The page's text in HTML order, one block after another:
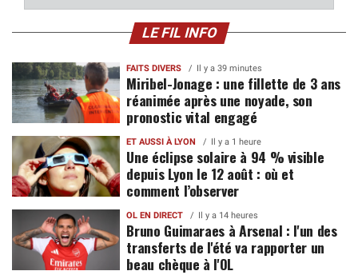
LE FIL INFO
FAITS DIVERS Il y a 39 minutes
Miribel-Jonage : une fillette de 3 ans
réanimée après une noyade, son
pronostic vital engagé
ET AUSSI À LYON Il y a 1 heure
Une éclipse solaire à 94 % visible
depuis Lyon le 12 août : où et
comment l’observer
OL EN DIRECT Il y a 14 heures
Bruno Guimaraes à Arsenal : l'un des
transferts de l'été va rapporter un
beau chèque à l'OL